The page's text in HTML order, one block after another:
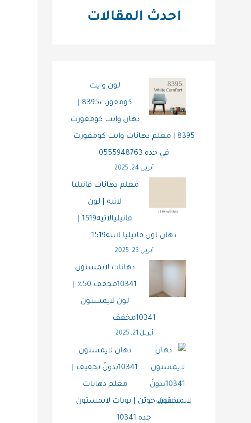
احدث المقالات
لون وايت
كومفورت8395 |
دهان وايت كومفورت
8395 | معلم دهانات وايت كومفورت
في جده 0555948763
أبريل 24, 2025
معلم دهانات فانيليا
لاتيه | لون
فانيليالاتيه1519 |
دهان لون فانيليا لاتيه1519
أبريل 23, 2025
دهانات لايمستون
10341مخفف 50٪ |
لون لايمستون
10341مخفف
أبريل 21, 2025
دهان لايمستون
10341بدونً تخفيف |
معلم دهانات
لايمستون جوتن | بويات لايمستون
جده 10341